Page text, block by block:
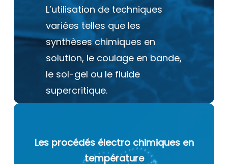
L’utilisation de techniques
variées telles que les
synthèses chimiques en
solution, le coulage en bande,
le sol-gel ou le fluide
supercritique.
Les procédés électro chimiques en
température